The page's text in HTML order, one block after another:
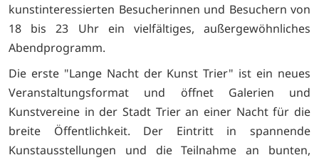
kunstinteressierten Besucherinnen und Besuchern von
18 bis 23 Uhr ein vielfältiges, außergewöhnliches
Abendprogramm.
Die erste "Lange Nacht der Kunst Trier" ist ein neues
Veranstaltungsformat und öffnet Galerien und
Kunstvereine in der Stadt Trier an einer Nacht für die
breite Öffentlichkeit. Der Eintritt in spannende
Kunstausstellungen und die Teilnahme an bunten,